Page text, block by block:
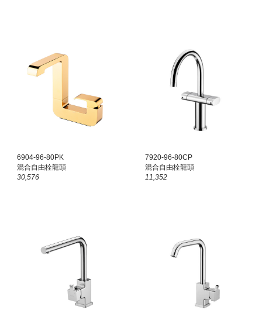
6904-96-80PK
混合自由栓龍頭
30,576
7920-96-80CP
混合自由栓龍頭
11,352